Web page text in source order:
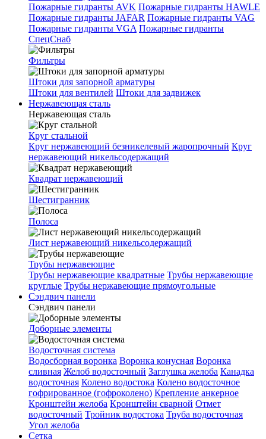
Пожарные гидранты AVK Пожарные гидранты HAWLE
Пожарные гидранты JAFAR Пожарные гидранты VAG
Пожарные гидранты VGA Пожарные гидранты
СпецСнаб
Фильтры
Штоки для запорной арматуры
Штоки для вентилей Штоки для задвижек
Нержавеющая сталь
Нержавеющая сталь
Круг стальной
Круг нержавеющий безникелевый жаропрочный Круг
нержавеющий никельсодержащий
Квадрат нержавеющий
Шестигранник
Полоса
Лист нержавеющий никельсодержащий
Трубы нержавеющие
Трубы нержавеющие квадратные Трубы нержавеющие
круглые Трубы нержавеющие прямоугольные
Сэндвич панели
Сэндвич панели
Доборные элементы
Водосточная система
Водосборная воронка Воронка конусная Воронка
сливная Желоб водосточный Заглушка желоба Канадка
водосточная Колено водостока Колено водосточное
гофрированное (гофроколено) Крепление анкерное
Кронштейн желоба Кронштейн сварной Отмет
водосточный Тройник водостока Труба водосточная
Угол желоба
Сетка